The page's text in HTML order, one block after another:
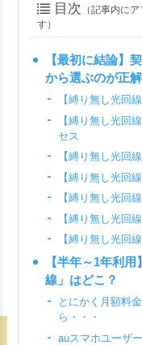
目次 （記事内に
す）
【最初に結論】
から選ぶのが正解
【縛り無し光回
【縛り無し光回
セス
【縛り無し光回
【縛り無し光回
【縛り無し光回
【縛り無し光回
【縛り無し光回
【半年～1年利
線」はどこ？
とにかく月額料
ら・・・
auスマホユーザ